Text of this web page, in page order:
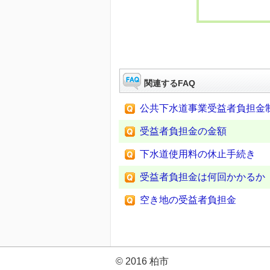
関連するFAQ
公共下水道事業受益者負担金
受益者負担金の金額
下水道使用料の休止手続き
受益者負担金は何回かかるか
空き地の受益者負担金
© 2016 柏市